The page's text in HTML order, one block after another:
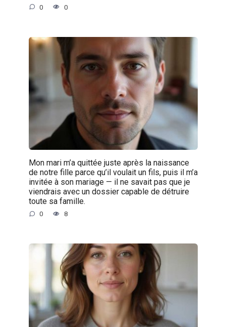
0 0
Mon mari m’a quittée juste après la naissance
de notre fille parce qu’il voulait un fils, puis il m’a
invitée à son mariage — il ne savait pas que je
viendrais avec un dossier capable de détruire
toute sa famille.
0 8